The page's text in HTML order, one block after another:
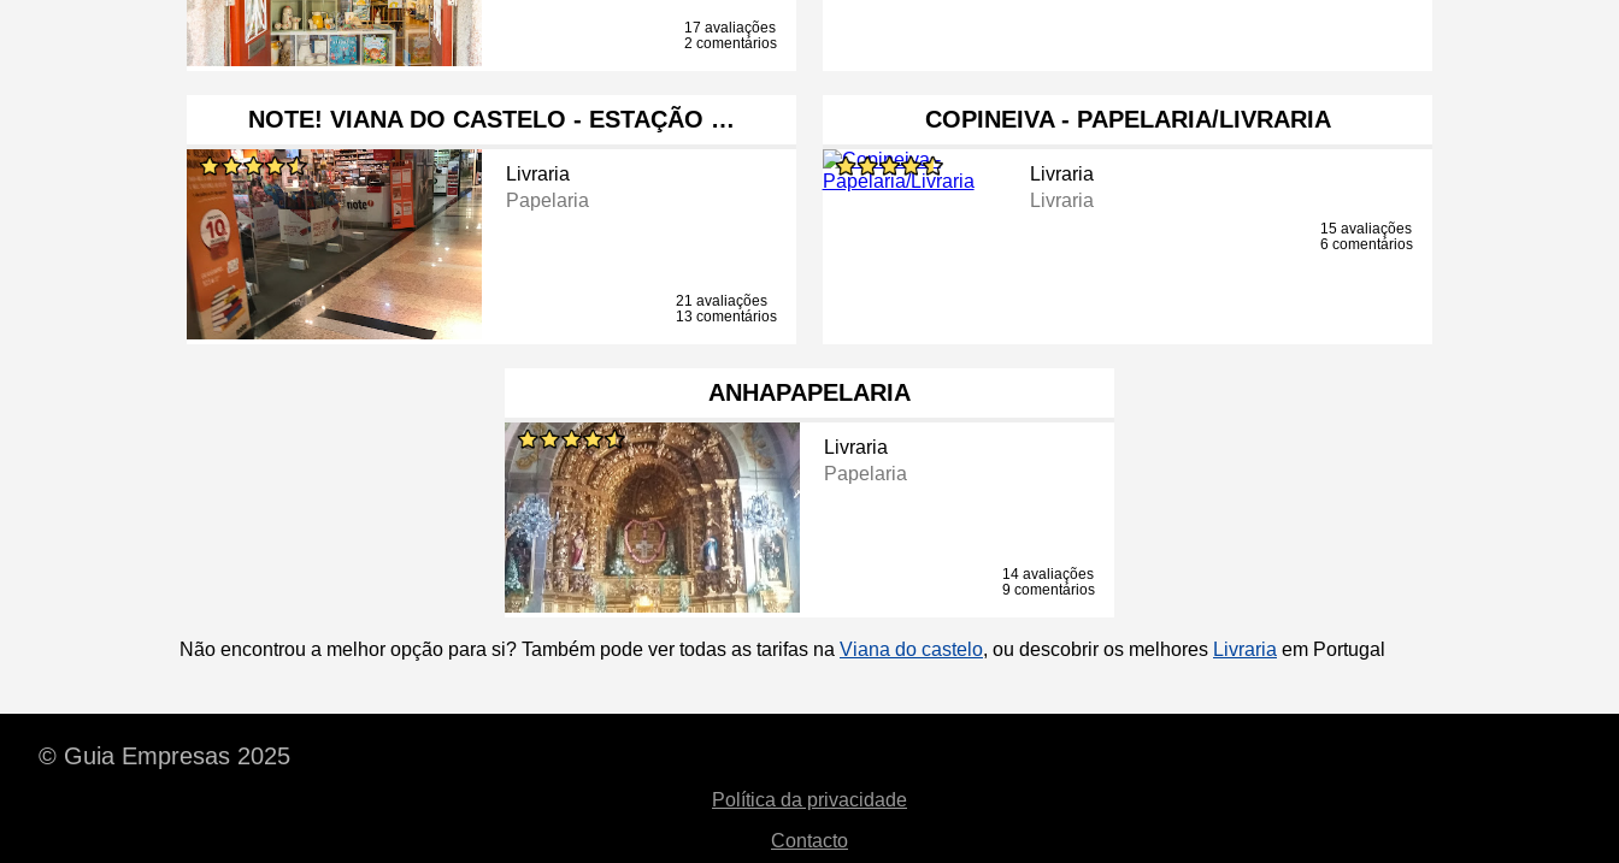
17 avaliações
2 comentários
NOTE! VIANA DO CASTELO - ESTAÇÃO …
Livraria
Papelaria
21 avaliações
13 comentários
COPINEIVA - PAPELARIA/LIVRARIA
Livraria
Livraria
15 avaliações
6 comentários
ANHAPAPELARIA
Livraria
Papelaria
14 avaliações
9 comentários
Não encontrou a melhor opção para si? Também pode ver todas as tarifas na Viana do castelo, ou descobrir os melhores Livraria em Portugal
© Guia Empresas 2025
Política da privacidade
Contacto